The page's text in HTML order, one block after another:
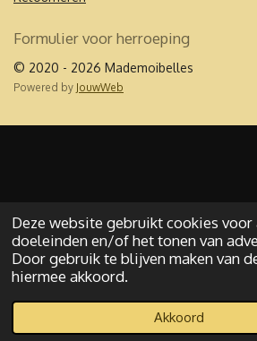
Deze website gebruikt cookies voor
doeleinden en/of het tonen van
Door gebruik te blijven maken van
hiermee akkoord.
Akkoord
Formulier voor herroeping
© 2020 - 2026 Mademoibelles
Powered by JouwWeb
Telefoonnummer